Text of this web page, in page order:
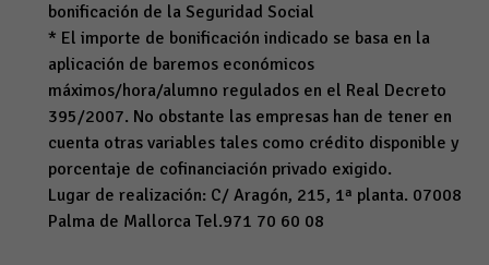
bonificación de la Seguridad Social
* El importe de bonificación indicado se basa en la
aplicación de baremos económicos
máximos/hora/alumno regulados en el Real Decreto
395/2007. No obstante las empresas han de tener en
cuenta otras variables tales como crédito disponible y
porcentaje de cofinanciación privado exigido.
Lugar de realización: C/ Aragón, 215, 1ª planta. 07008
Palma de Mallorca Tel.971 70 60 08